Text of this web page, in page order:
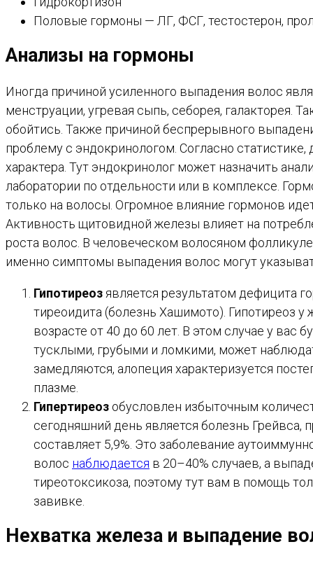
Половые гормоны — ЛГ, ФСГ, тестостерон,
Анализы на гормоны
Иногда причиной усиленного выпадения волос
менструации, угревая сыпь, себорея, галакторея.
обойтись. Также причиной беспрерывного
проблему с эндокринологом. Согласно
характера. Тут эндокринолог может назначить
лаборатории по отдельности или в комплексе.
только на волосы. Огромное влияние гормонов
Активность щитовидной железы влияет на
роста волос. В человеческом волосяном
именно симптомы выпадения волос могут
Гипотиреоз является результатом дефицита
тиреоидита (болезнь Хашимото). Гипотиреоз
возрасте от 40 до 60 лет. В этом случае у
тусклыми, грубыми и ломкими, может
замедляются, алопеция характеризуется
плазме.
Гипертиреоз обусловлен избыточным
сегодняшний день является болезнь
составляет 5,9%. Это заболевание
волос наблюдается в 20–40% случаев, а
тиреотоксикоза, поэтому тут вам в помощь
завивке.
Нехватка железа и выпадение